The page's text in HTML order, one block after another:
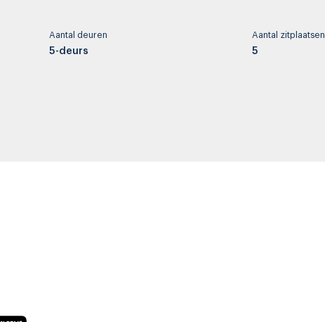
Aantal deuren
5-deurs
Aantal zitplaatsen
5